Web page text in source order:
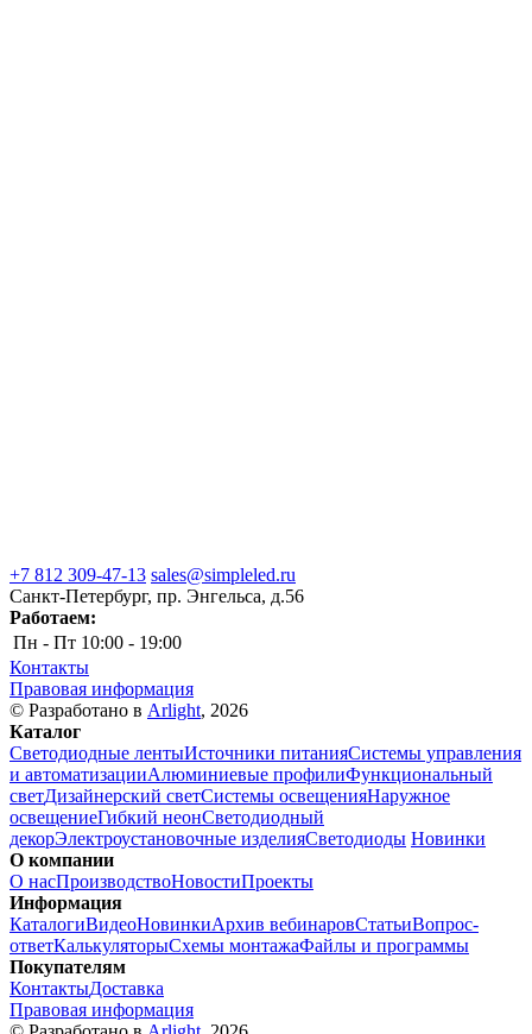
+7 812 309-47-13 sales@simpleled.ru
Санкт-Петербург, пр. Энгельса, д.56
Работаем:
Пн - Пт 10:00 - 19:00
Контакты
Правовая информация
© Разработано в Arlight, 2026
Каталог
Светодиодные лентыИсточники питанияСистемы управления
и автоматизацииАлюминиевые профилиФункциональный
светДизайнерский светСистемы освещенияНаружное
освещениеГибкий неонСветодиодный
декорЭлектроустановочные изделияСветодиоды Новинки
О компании
О насПроизводствоНовостиПроекты
Информация
КаталогиВидеоНовинкиАрхив вебинаровСтатьиВопрос-
ответКалькуляторыСхемы монтажаФайлы и программы
Покупателям
КонтактыДоставка
Правовая информация